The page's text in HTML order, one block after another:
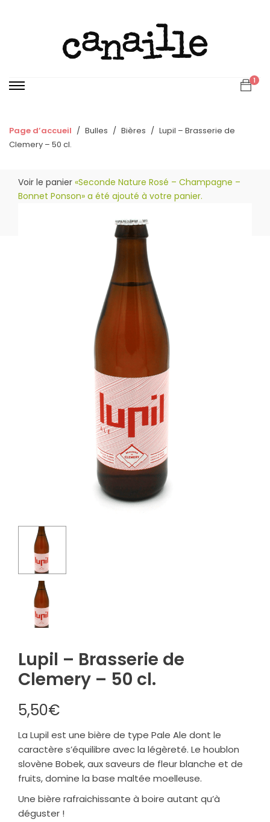
1
Page d’accueil Bulles Bières
Lupil – Brasserie de
Clemery – 50 cl.
Voir le panier «Seconde Nature Rosé – Champagne –
Bonnet Ponson» a été ajouté à votre panier.
Lupil – Brasserie de
Clemery – 50 cl.
5,50€
La Lupil est une bière de type Pale Ale dont le
caractère s’équilibre avec la légèreté. Le houblon
slovène Bobek, aux saveurs de fleur blanche et de
fruits, domine la base maltée moelleuse.
Une bière rafraichissante à boire autant qu’à
déguster !